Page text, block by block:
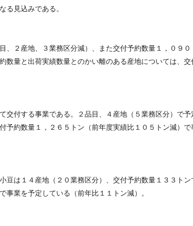
る見込みである。
、２産地、３業務区分減）、また交付予約数量１，０９０
数量と出荷実績数量とのかい離のある産地については、交
交付する事業である。２品目、４産地（５業務区分）で予
予約数量１，２６５トン（前年度実績比１０５トン減）で
豆は１４産地（２０業務区分）、交付予約数量１３３トン
事業を予定している（前年比１１トン減）。